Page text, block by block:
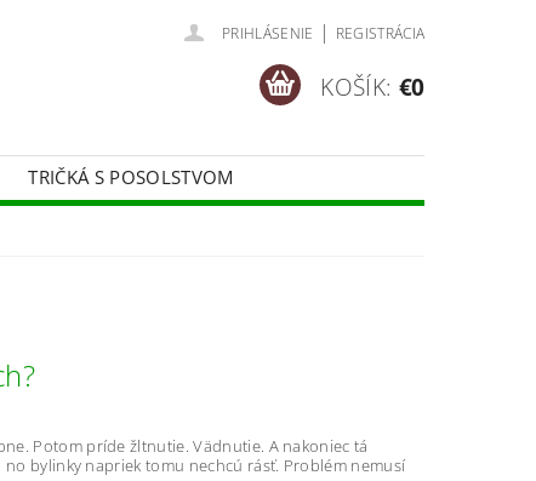
PRIHLÁSENIE | REGISTRÁCIA
KOŠÍK: €0
TRIČKÁ S POSOLSTVOM
Potom príde žltnutie. Vädnutie. A nakoniec tá
bylinky napriek tomu nechcú rásť. Problém nemusí